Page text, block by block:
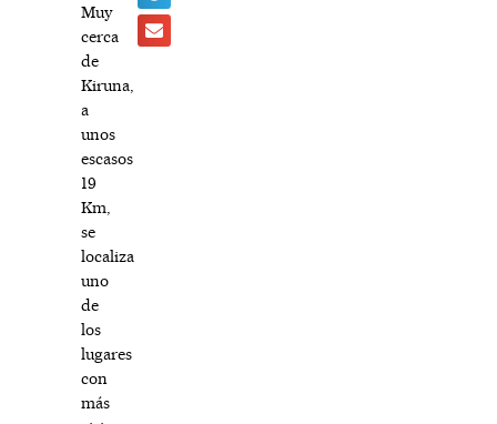
Muy
cerca
de
Kiruna,
a
unos
escasos
19
Km,
se
localiza
uno
de
los
lugares
con
más